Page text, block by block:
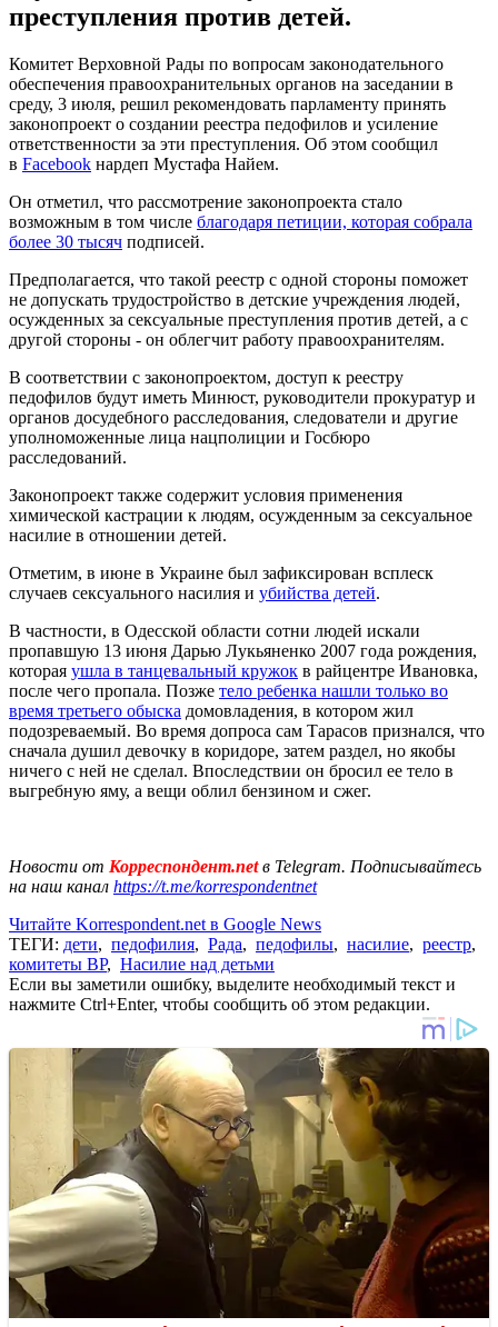
преступления против детей.
Комитет Верховной Рады по вопросам законодательного
обеспечения правоохранительных органов на заседании в
среду, 3 июля, решил рекомендовать парламенту принять
законопроект о создании реестра педофилов и усиление
ответственности за эти преступления. Об этом сообщил
в Facebook нардеп Мустафа Найем.
Он отметил, что рассмотрение законопроекта стало
возможным в том числе благодаря петиции, которая собрала
более 30 тысяч подписей.
Предполагается, что такой реестр с одной стороны поможет
не допускать трудостройство в детские учреждения людей,
осужденных за сексуальные преступления против детей, а с
другой стороны - он облегчит работу правоохранителям.
В соответствии с законопроектом, доступ к реестру
педофилов будут иметь Минюст, руководители прокуратур и
органов досудебного расследования, следователи и другие
уполноможенные лица нацполиции и Госбюро
расследований.
Законопроект также содержит условия применения
химической кастрации к людям, осужденным за сексуальное
насилие в отношении детей.
Отметим, в июне в Украине был зафиксирован всплеск
случаев сексуального насилия и убийства детей.
В частности, в Одесской области сотни людей искали
пропавшую 13 июня Дарью Лукьяненко 2007 года рождения,
которая ушла в танцевальный кружок в райцентре Ивановка,
после чего пропала. Позже тело ребенка нашли только во
время третьего обыска домовладения, в котором жил
подозреваемый. Во время допроса сам Тарасов признался, что
сначала душил девочку в коридоре, затем раздел, но якобы
ничего с ней не сделал. Впоследствии он бросил ее тело в
выгребную яму, а вещи облил бензином и сжег.
Новости от Корреспондент.netв Telegram. Подписывайтесь
на наш канал https://t.me/korrespondentnet
Читайте Korrespondent.net в Google News
ТЕГИ: дети, педофилия, Рада, педофилы, насилие, реестр,
комитеты ВР, Насилие над детьми
Если вы заметили ошибку, выделите необходимый текст и
нажмите Ctrl+Enter, чтобы сообщить об этом редакции.